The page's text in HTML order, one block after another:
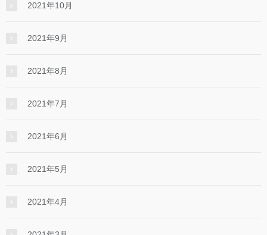
2021年10月
2021年9月
2021年8月
2021年7月
2021年6月
2021年5月
2021年4月